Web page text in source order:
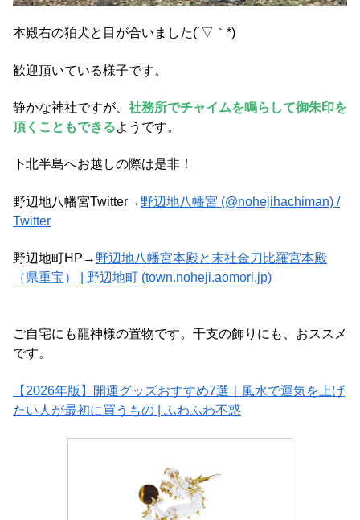
本殿右の狛犬と目が合いました(´▽｀*)
歓迎頂いている様子です。
静かな神社ですが、 社務所でチャイムを鳴らして御朱印を
頂くこともできるようです。
下北半島へお越しの際は是非！
野辺地八幡宮Twitter→ 野辺地八幡宮 (@nohejihachiman) /
Twitter
野辺地町HP→ 野辺地八幡宮本殿と末社金刀比羅宮本殿
（県重宝） | 野辺地町 (town.noheji.aomori.jp)
ご自宅にも龍神様の置物です。干支の飾りにも、おススメ
です。
【2026年版】開運グッズおすすめ7選｜風水で運気を上げ
たい人が最初に買うもの | ふわふわ不惑